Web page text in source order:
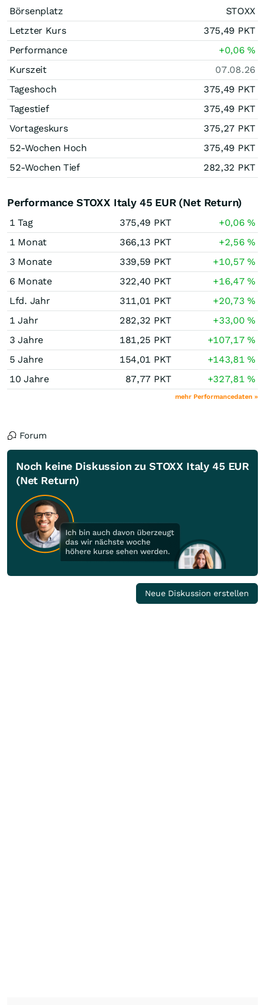
Börsenplatz
STOXX
Letzter Kurs
375,49 PKT
Performance
+0,06%
Kurszeit
07.08.26
Tageshoch
375,49 PKT
Tagestief
375,49 PKT
Vortageskurs
375,27 PKT
52-Wochen Hoch
375,49 PKT
52-Wochen Tief
282,32 PKT
Performance STOXX Italy 45 EUR (Net Return)
1 Tag 375,49 PKT +0,06%
1 Monat
366,13 PKT +2,56%
3 Monate
339,59 PKT +10,57%
6 Monate
322,40 PKT +16,47%
Lfd. Jahr
311,01 PKT +20,73%
1 Jahr
282,32 PKT +33,00%
3 Jahre
181,25 PKT +107,17%
5 Jahre
154,01 PKT +143,81%
10 Jahre
87,77 PKT +327,81%
mehr Performancedaten »
Forum
Noch keine Diskussion zu STOXX Italy 45 EUR
(Net Return)
Neue Diskussion erstellen